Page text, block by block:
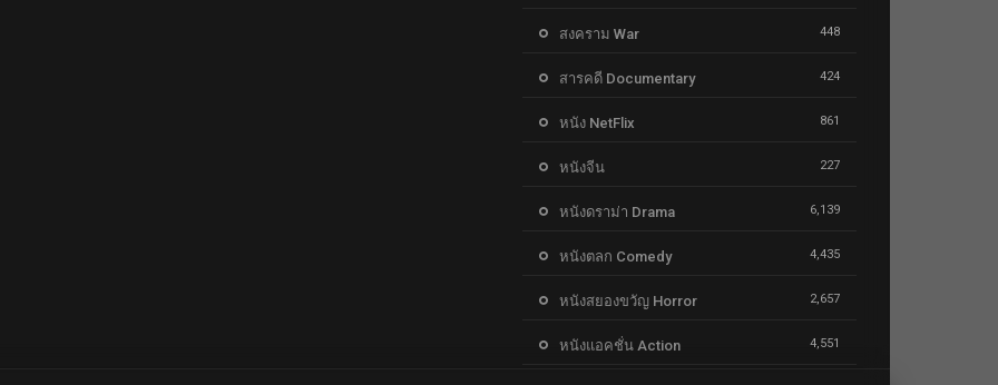
สงคราม War 448
สารคดี Documentary 424
หนัง NetFlix 861
หนังจีน 227
หนังดราม่า Drama 6,139
หนังตลก Comedy 4,435
หนังสยองขวัญ Horror 2,657
หนังแอคชั่น Action 4,551